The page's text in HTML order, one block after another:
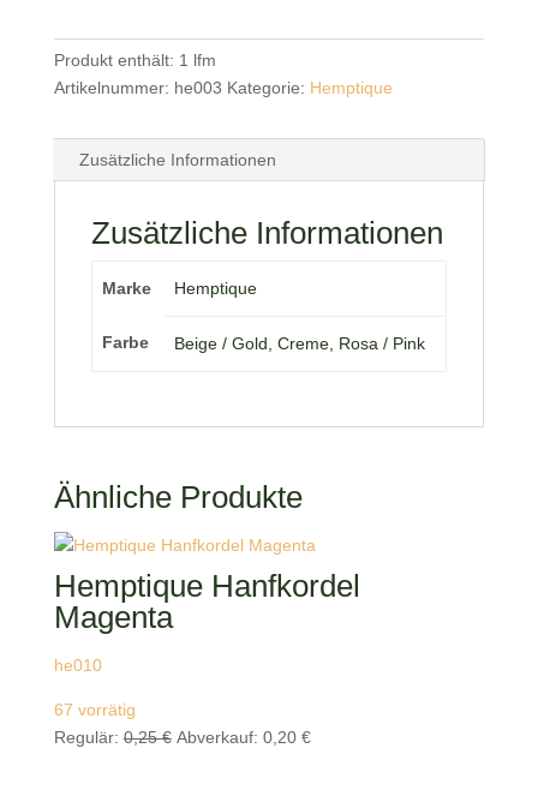
Produkt enthält: 1 lfm
Artikelnummer: he003 Kategorie: Hemptique
Zusätzliche Informationen
Zusätzliche Informationen
Marke Hemptique
Farbe Beige / Gold, Creme, Rosa / Pink
Ähnliche Produkte
Hemptique Hanfkordel
Magenta
he010
67 vorrätig
Regulär: 0,25€ Ursprünglicher
Abverkauf: 0,20 €Aktueller